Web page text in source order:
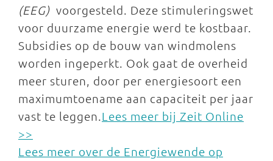
(EEG) voorgesteld. Deze stimuleringswet
voor duurzame energie werd te kostbaar.
Subsidies op de bouw van windmolens
worden ingeperkt. Ook gaat de overheid
meer sturen, door per energiesoort een
maximumtoename aan capaciteit per jaar
vast te leggen.Lees meer bij Zeit Online
>>
Lees meer over de Energiewende op